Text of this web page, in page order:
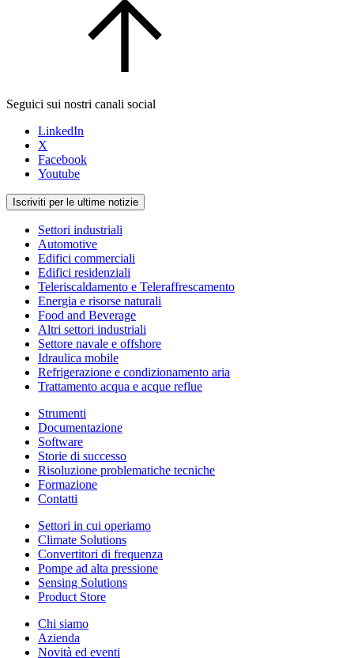
Seguici sui nostri canali social
LinkedIn
X
Facebook
Youtube
Iscriviti per le ultime notizie
Settori industriali
Automotive
Edifici commerciali
Edifici residenziali
Teleriscaldamento e Teleraffrescamento
Energia e risorse naturali
Food and Beverage
Altri settori industriali
Settore navale e offshore
Idraulica mobile
Refrigerazione e condizionamento aria
Trattamento acqua e acque reflue
Strumenti
Documentazione
Software
Storie di successo
Risoluzione problematiche tecniche
Formazione
Contatti
Settori in cui operiamo
Climate Solutions
Convertitori di frequenza
Pompe ad alta pressione
Sensing Solutions
Product Store
Chi siamo
Azienda
Novità ed eventi